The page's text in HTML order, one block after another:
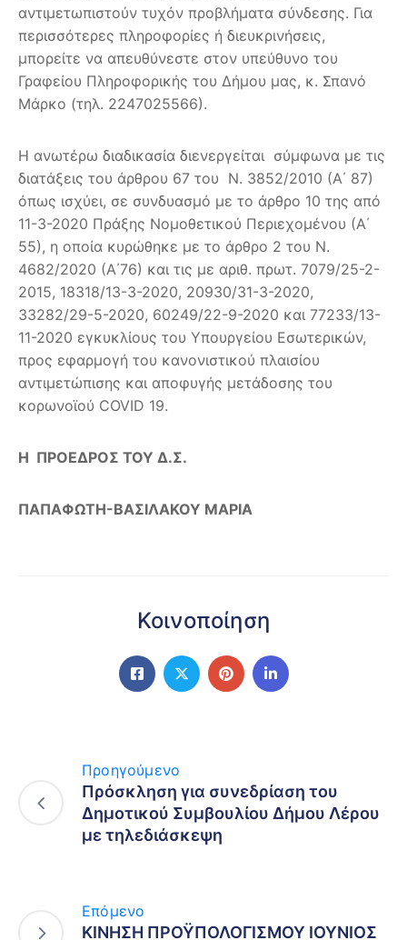
αντιμετωπιστούν τυχόν προβλήματα σύνδεσης. Για
περισσότερες πληροφορίες ή διευκρινήσεις,
μπορείτε να απευθύνεστε στον υπεύθυνο του
Γραφείου Πληροφορικής του Δήμου μας, κ. Σπανό
Μάρκο (τηλ. 2247025566).
Η ανωτέρω διαδικασία διενεργείται σύμφωνα με τις
διατάξεις του άρθρου 67 του Ν. 3852/2010 (Α΄ 87)
όπως ισχύει, σε συνδυασμό με το άρθρο 10 της από
11-3-2020 Πράξης Νομοθετικού Περιεχομένου (Α΄
55), η οποία κυρώθηκε με το άρθρο 2 του Ν.
4682/2020 (Α΄76) και τις με αριθ. πρωτ. 7079/25-2-
2015, 18318/13-3-2020, 20930/31-3-2020,
33282/29-5-2020, 60249/22-9-2020 και 77233/13-
11-2020 εγκυκλίους του Υπουργείου Εσωτερικών,
προς εφαρμογή του κανονιστικού πλαισίου
αντιμετώπισης και αποφυγής μετάδοσης του
κορωνοϊού COVID 19.
Η ΠΡΟΕΔΡΟΣ ΤΟΥ Δ.Σ.
ΠΑΠΑΦΩΤΗ-ΒΑΣΙΛΑΚΟΥ ΜΑΡΙΑ
Κοινοποίηση
Προηγούμενο
Πρόσκληση για συνεδρίαση του
Δημοτικού Συμβουλίου Δήμου Λέρου
με τηλεδιάσκεψη
Επόμενο
ΚΙΝΗΣΗ ΠΡΟΫΠΟΛΟΓΙΣΜΟΥ ΙΟΥΝΙΟΣ